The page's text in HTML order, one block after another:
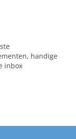
handige
inbox